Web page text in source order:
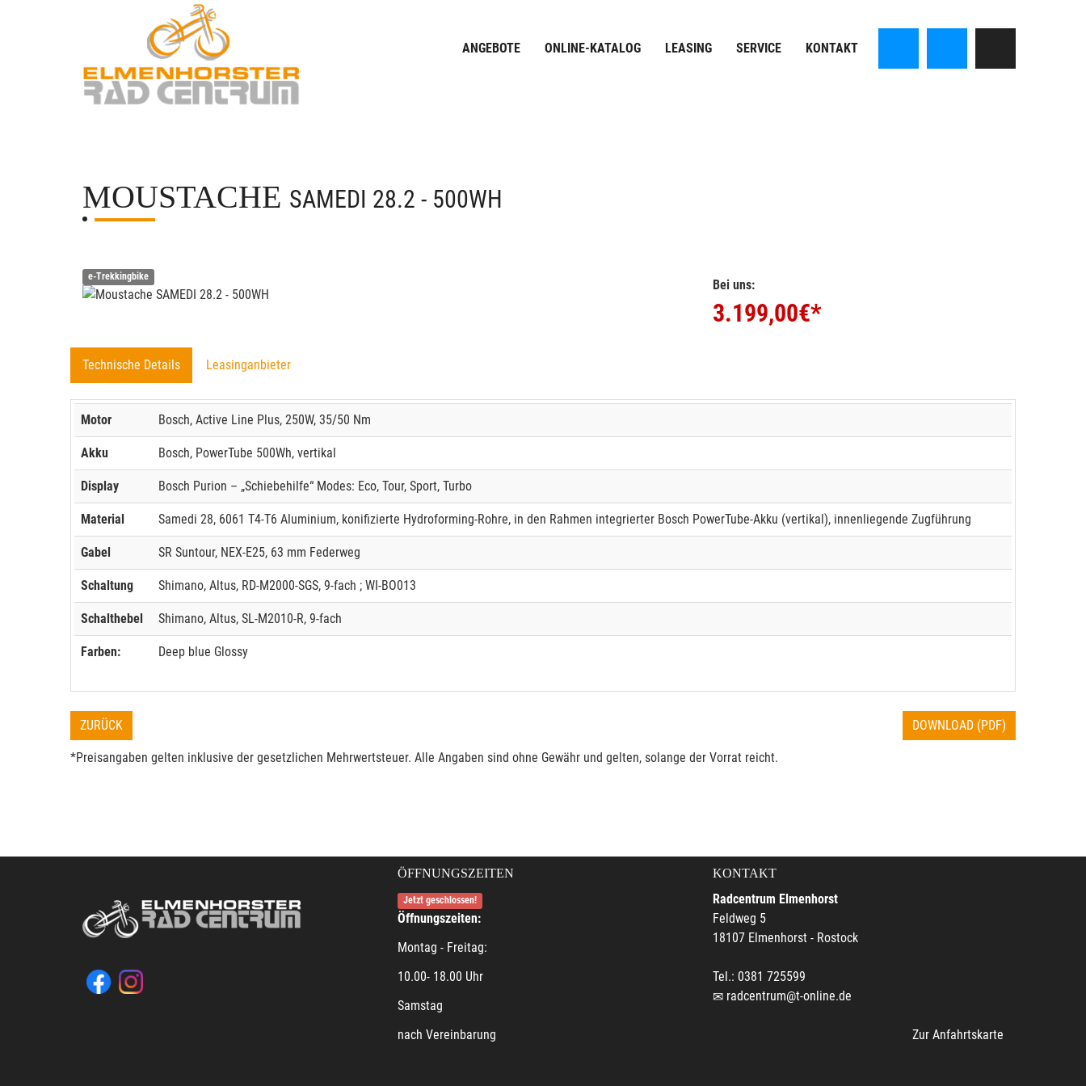
ANGEBOTE ONLINE-KATALOG LEASING SERVICE KONTAKT
MOUSTACHE SAMEDI 28.2 - 500WH
e-Trekkingbike
Bei uns:
3.199,00€*
Technische Details Leasinganbieter
Motor Bosch, Active Line Plus, 250W, 35/50 Nm
Akku Bosch, PowerTube 500Wh, vertikal
Display Bosch Purion – „Schiebehilfe“ Modes: Eco, Tour, Sport, Turbo
Material Samedi 28, 6061 T4-T6 Aluminium, konifizierte Hydroforming-Rohre, in den Rahmen integrierter Bosch PowerTube-Akku (vertikal), innenliegende Zugführung
Gabel SR Suntour, NEX-E25, 63 mm Federweg
Schaltung Shimano, Altus, RD-M2000-SGS, 9-fach ; WI-BO013
Schalthebel Shimano, Altus, SL-M2010-R, 9-fach
Farben: Deep blue Glossy
ZURÜCK DOWNLOAD (PDF)
*Preisangaben gelten inklusive der gesetzlichen Mehrwertsteuer. Alle Angaben sind ohne Gewähr und gelten, solange der Vorrat reicht.
ÖFFNUNGSZEITEN
Jetzt geschlossen!
Öffnungszeiten:
Montag - Freitag:
10.00- 18.00 Uhr
Samstag
nach Vereinbarung
KONTAKT
Radcentrum Elmenhorst
Feldweg 5
18107 Elmenhorst - Rostock
Tel.: 0381 725599
radcentrum@t-online.de
Zur Anfahrtskarte